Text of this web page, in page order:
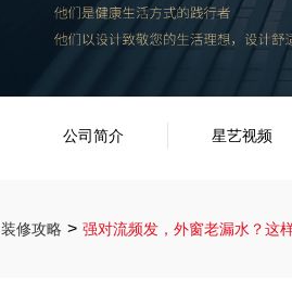
公司简介 星艺视频
装修攻略 > 强对流频发，外窗老漏水？这